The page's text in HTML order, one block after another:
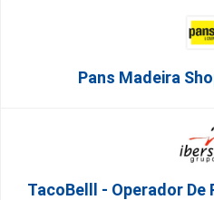
Pans Madeira
TacoBelll - Operador